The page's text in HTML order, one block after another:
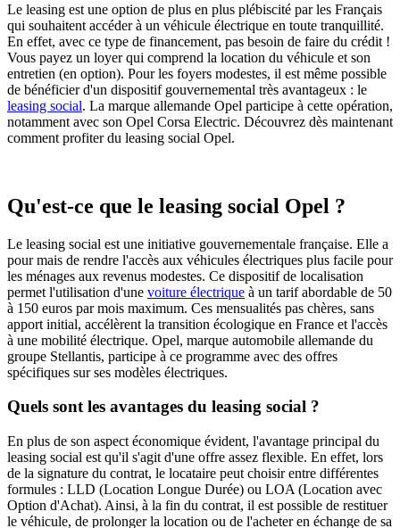
Le leasing est une option de plus en plus plébiscité par les Français
qui souhaitent accéder à un véhicule électrique en toute tranquillité.
En effet, avec ce type de financement, pas besoin de faire du crédit !
Vous payez un loyer qui comprend la location du véhicule et son
entretien (en option). Pour les foyers modestes, il est même possible
de bénéficier d'un dispositif gouvernemental très avantageux : le
leasing social. La marque allemande Opel participe à cette opération,
notamment avec son Opel Corsa Electric. Découvrez dès maintenant
comment profiter du leasing social Opel.
Qu'est-ce que le leasing social Opel ?
Le leasing social est une initiative gouvernementale française. Elle a
pour mais de rendre l'accès aux véhicules électriques plus facile pour
les ménages aux revenus modestes. Ce dispositif de localisation
permet l'utilisation d'une voiture électrique à un tarif abordable de 50
à 150 euros par mois maximum. Ces mensualités pas chères, sans
apport initial, accélèrent la transition écologique en France et l'accès
à une mobilité électrique. Opel, marque automobile allemande du
groupe Stellantis, participe à ce programme avec des offres
spécifiques sur ses modèles électriques.​​
Quels sont les avantages du leasing social ?
En plus de son aspect économique évident, l'avantage principal du
leasing social est qu'il s'agit d'une offre assez flexible. En effet, lors
de la signature du contrat, le locataire peut choisir entre différentes
formules : LLD (Location Longue Durée) ou LOA (Location avec
Option d'Achat). Ainsi, à la fin du contrat, il est possible de restituer
le véhicule, de prolonger la location ou de l'acheter en échange de sa